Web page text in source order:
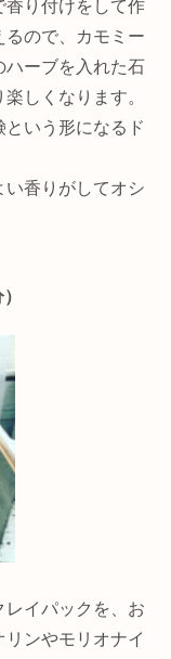
香り付けをして作
るので、カモミー
ハーブを入れた石
しくなります。
いう形になるド
香りがしてオシ
イパックを、お
ンやモリオナイ